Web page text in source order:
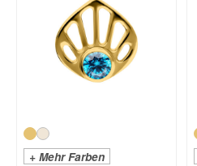
+ Mehr Farben